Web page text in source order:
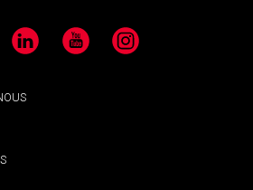
LinkedIn YouTube Instagram